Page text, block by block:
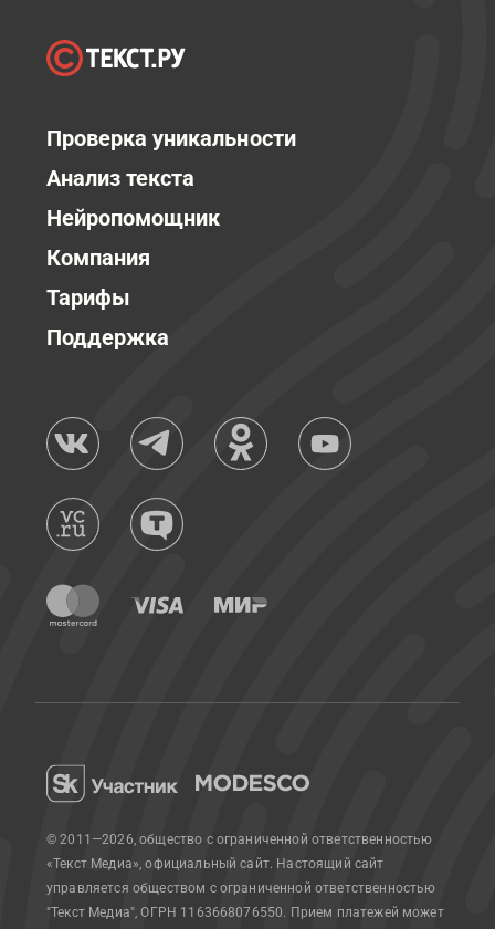
Проверка уникальности
Анализ текста
Нейропомощник
Компания
Тарифы
Поддержка
© 2011—2026, общество с ограниченной ответственностью
«Текст Медиа», официальный сайт. Настоящий сайт
управляется обществом с ограниченной ответственностью
"Текст Медиа", ОГРН 1163668076550. Прием платежей может